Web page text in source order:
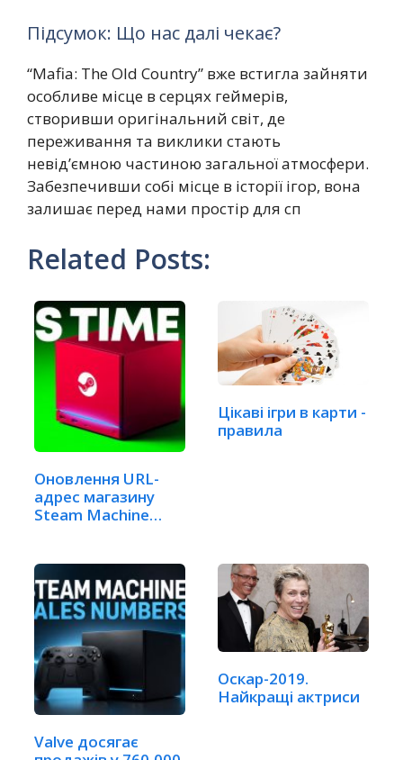
Підсумок: Що нас далі чекає?
“Mafia: The Old Country” вже встигла зайняти
особливе місце в серцях геймерів,
створивши оригінальний світ, де
переживання та виклики стають
невід’ємною частиною загальної атмосфери.
Забезпечивши собі місце в історії ігор, вона
залишає перед нами простір для сп
Related Posts:
Оновлення URL-
адрес магазину
Steam Machine
Цікаві ігри в карти -
правила
Valve досягає
Оскар-2019.
Найкращі актриси